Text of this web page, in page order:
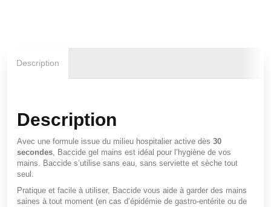
Description
Description
Avec une formule issue du milieu hospitalier active dès 30
secondes , Baccide gel mains est idéal pour l’hygiène de vos
mains. Baccide s’utilise sans eau, sans serviette et sèche tout
seul.
Pratique et facile à utiliser, Baccide vous aide à garder des mains
saines à tout moment (en cas d’épidémie de gastro-entérite ou de